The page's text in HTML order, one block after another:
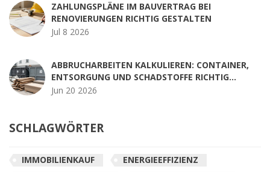
ZAHLUNGSPLÄNE IM BAUVERTRAG BEI
RENOVIERUNGEN RICHTIG GESTALTEN
Jul 8 2026
ABBRUCHARBEITEN KALKULIEREN: CONTAINER,
ENTSORGUNG UND SCHADSTOFFE RICHTIG
PLANEN
Jun 20 2026
SCHLAGWÖRTER
IMMOBILIENKAUF
ENERGIEEFFIZIENZ